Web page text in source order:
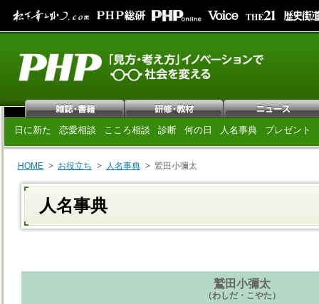
日に新た 恋愛相談 こころ相談 診断 何の日 人名事典 プレゼント
HOME お役立ち 人名事典 鷲田小彌太
人名事典
鷲田小彌太
（わしだ・こやた）